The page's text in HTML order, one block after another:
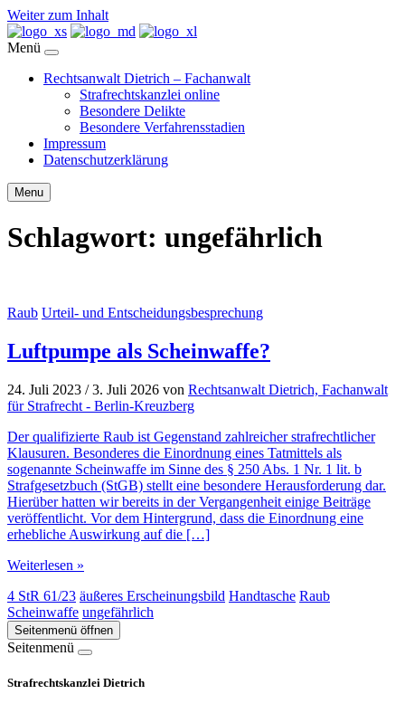
Weiter zum Inhalt
Menü
Rechtsanwalt Dietrich – Fachanwalt
Strafrechtskanzlei online
Besondere Delikte
Besondere Verfahrensstadien
Impressum
Datenschutzerklärung
Menu
Schlagwort: ungefährlich
Raub Urteil- und Entscheidungsbesprechung
Luftpumpe als Scheinwaffe?
24. Juli 2023 / 3. Juli 2026 von Rechtsanwalt Dietrich, Fachanwalt
für Strafrecht - Berlin-Kreuzberg
Der qualifizierte Raub ist Gegenstand zahlreicher strafrechtlicher
Klausuren. Besonderes die Einordnung eines Tatmittels als
sogenannte Scheinwaffe im Sinne des § 250 Abs. 1 Nr. 1 lit. b
Strafgesetzbuch (StGB) stellt eine besondere Herausforderung dar.
Hierüber hatten wir bereits in der Vergangenheit einige Beiträge
veröffentlicht. Vor dem Hintergrund, dass die Einordnung eine
erhebliche Auswirkung auf die […]
Weiterlesen »
4 StR 61/23 äußeres Erscheinungsbild Handtasche Raub
Scheinwaffe ungefährlich
Seitenmenü öffnen
Seitenmenü
Strafrechtskanzlei Dietrich